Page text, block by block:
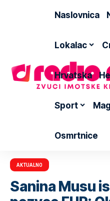
Naslovnica
Lokalac
Hrvatska
Sport
Osmrtnice
AKTUALNO
Sanina Musu